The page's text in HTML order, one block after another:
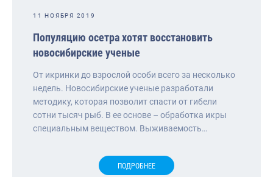
11 НОЯБРЯ 2019
Популяцию осетра хотят восстановить
новосибирские ученые
От икринки до взрослой особи всего за несколько
недель. Новосибирские ученые разработали
методику, которая позволит спасти от гибели
сотни тысяч рыб. В ее основе – обработка икры
специальным веществом. Выживаемость…
ПОДРОБНЕЕ